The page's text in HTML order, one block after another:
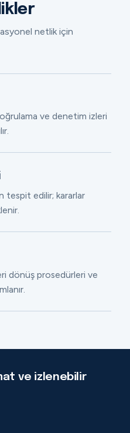
netlik için
ve denetim izleri
tespit edilir; kararlar
dönüş prosedürleri ve
ve izlenebilir